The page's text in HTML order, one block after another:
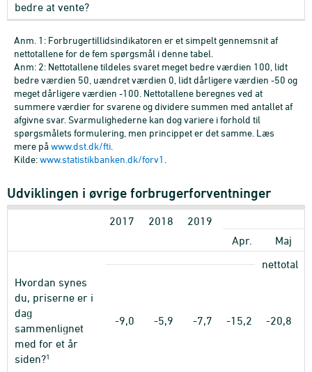
bedre at vente?
Anm. 1: Forbrugertillidsindikatoren er et simpelt gennemsnit af
nettotallene for de fem spørgsmål i denne tabel.
Anm: 2: Nettotallene tildeles svaret meget bedre værdien 100, lidt
bedre værdien 50, uændret værdien 0, lidt dårligere værdien -50 og
meget dårligere værdien -100. Nettotallene beregnes ved at
summere værdier for svarene og dividere summen med antallet af
afgivne svar. Svarmulighederne kan dog variere i forhold til
spørgsmålets formulering, men princippet er det samme. Læs
mere påwww.dst.dk/fti
Kilde:www.statistikbanken.dk/forv1
Udviklingen i øvrige forbrugerforventninger
2017 2018
2019
Apr.
Maj
nettotal
Hvordan synes
du, priserne er i
dag
sammenlignet
med for et år
siden?1
-9,0 -5,9 -7,7 -15,2 -20,8